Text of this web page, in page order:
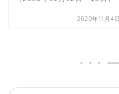
2020年11月4日